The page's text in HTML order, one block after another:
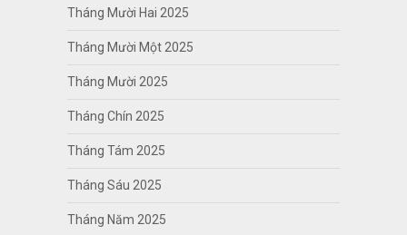
Tháng Mười Hai 2025
Tháng Mười Một 2025
Tháng Mười 2025
Tháng Chín 2025
Tháng Tám 2025
Tháng Sáu 2025
Tháng Năm 2025